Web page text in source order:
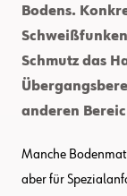
Bodens.
Schmutz das
anderen
Manche
aber für